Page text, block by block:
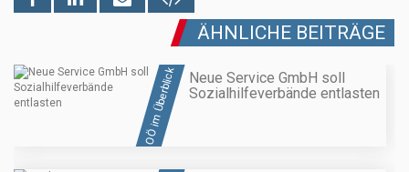
ÄHNLICHE BEITRÄGE
OÖ im Überblick
Neue Service GmbH soll
Sozialhilfeverbände entlasten